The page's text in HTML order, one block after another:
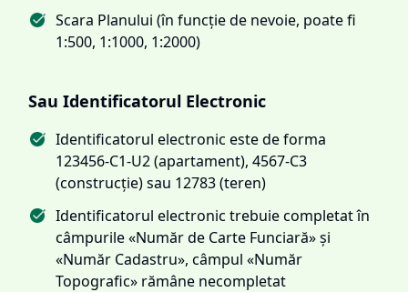
Scara Planului (în funcție de nevoie, poate fi
1:500, 1:1000, 1:2000)
Sau Identificatorul Electronic
Identificatorul electronic este de forma
123456-C1-U2 (apartament), 4567-C3
(construcție) sau 12783 (teren)
Identificatorul electronic trebuie completat în
câmpurile «Număr de Carte Funciară» și
«Număr Cadastru», câmpul «Număr
Topografic» rămâne necompletat